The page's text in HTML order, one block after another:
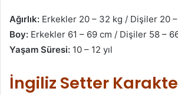
Ağırlık: Erkekler 20 – 32 kg / Dişiler 20
Boy: Erkekler 61 – 69 cm / Dişiler 58 –
Yaşam Süresi: 10 – 12 yıl
İngiliz Setter